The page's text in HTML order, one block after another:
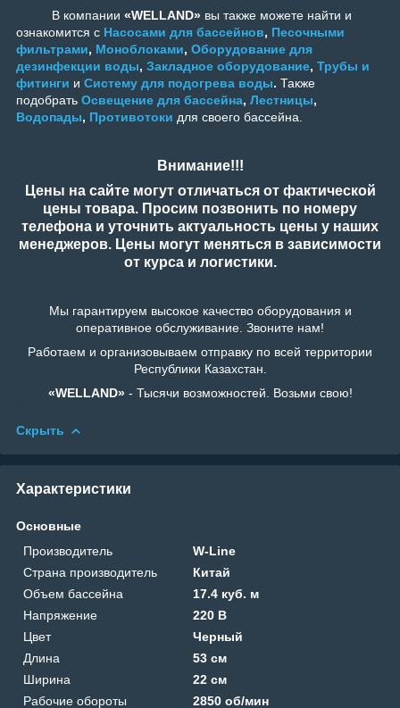
В компании «WELLAND» вы также можете найти и
ознакомится с Насосами для бассейнов, Песочными
фильтрами, Моноблоками, Оборудование для
дезинфекции воды, Закладное оборудование, Трубы и
фитинги и Систему для подогрева воды. Также
подобрать Освещение для бассейна, Лестницы,
Водопады, Противотоки для своего бассейна.
Внимание!!!
Цены на сайте могут отличаться от фактической
цены товара. Просим позвонить по номеру
телефона и уточнить актуальность цены у наших
менеджеров. Цены могут меняться в зависимости
от курса и логистики.
Мы гарантируем высокое качество оборудования и
оперативное обслуживание. Звоните нам!
Работаем и организовываем отправку по всей территории
Республики Казахстан.
«WELLAND»- Тысячи возможностей. Возьми свою!
Скрыть
Характеристики
Основные
Производитель
W-Line
Страна производитель
Китай
Объем бассейна
17.4 куб. м
Напряжение
220 В
Цвет
Черный
Длина
53 см
Ширина
22 см
Рабочие обороты
2850 об/мин